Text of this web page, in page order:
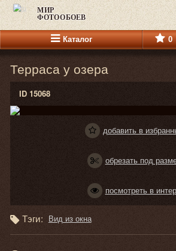
МИР
ФОТООБОЕВ
Каталог 0
Терраса у озера
ID 15068
добавить в
обрезать под
посмотреть в
Тэги: Вид из окна